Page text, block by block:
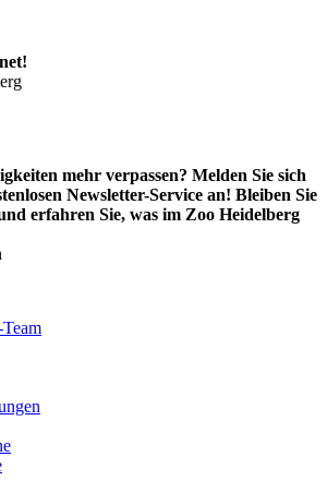
mehr verpassen? Melden Sie sich
Newsletter-Service an! Bleiben Sie
erfahren Sie, was im Zoo Heidelberg